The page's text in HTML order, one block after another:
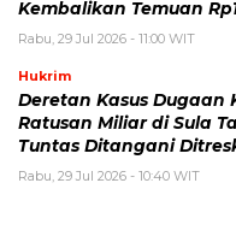
Kembalikan Temuan
Rabu, 29 Jul 2026 - 11:00 WIT
Hukrim
Deretan Kasus Dugaan
Ratusan Miliar di Sula
Tuntas Ditangani
Rabu, 29 Jul 2026 - 10:40 WIT